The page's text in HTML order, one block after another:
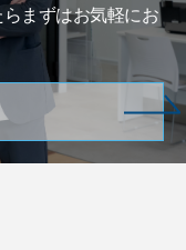
まずはお気軽にお